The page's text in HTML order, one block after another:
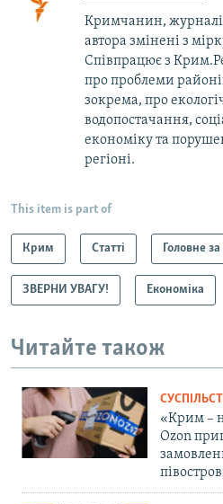
Кримчанин,
автора змінені з
Співпрацює з
про проблеми
зокрема, про
водопостачання,
економіку та
регіоні.
This item is part of
Крим Статті Головне
ЗВЕРНИ УВАГУ! Економіка
Читайте також
«Крим –
Ozon